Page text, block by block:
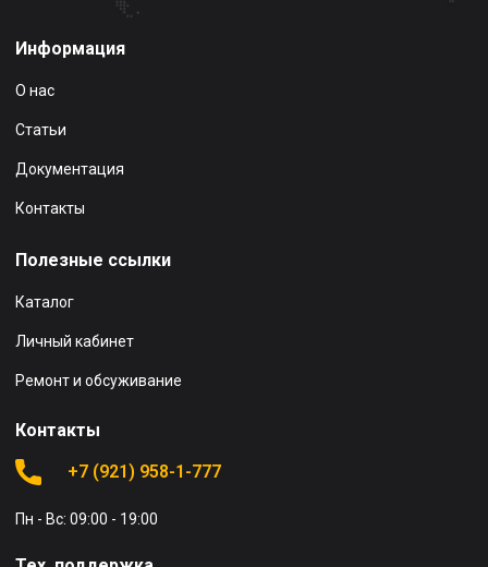
Информация
О нас
Статьи
Документация
Контакты
Полезные ссылки
Каталог
Личный кабинет
Ремонт и обсуживание
Контакты
+7 (921) 958-1-777
Пн - Вс: 09:00 - 19:00